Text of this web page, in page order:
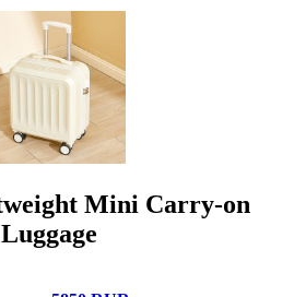
Mini Carry-on
Luggage